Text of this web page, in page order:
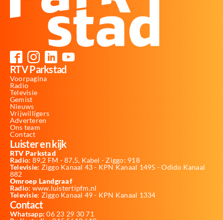
RTV Parkstad
Voorpagina
Radio
Televisie
Gemist
Nieuws
Vrijwilligers
Adverteren
Ons team
Contact
Luister en kijk
RTV Parkstad
Radio: 89,2 FM - 87,5, Kabel - Ziggo: 918
Televisie: Ziggo Kanaal 43 - KPN Kanaal 1495 - Odido Kanaal
882
Omroep Landgraaf
Radio: www.luistertipfm.nl
Televisie: Ziggo Kanaal 49 - KPN Kanaal 1334
Contact
Whatsapp: 06 23 29 30 71